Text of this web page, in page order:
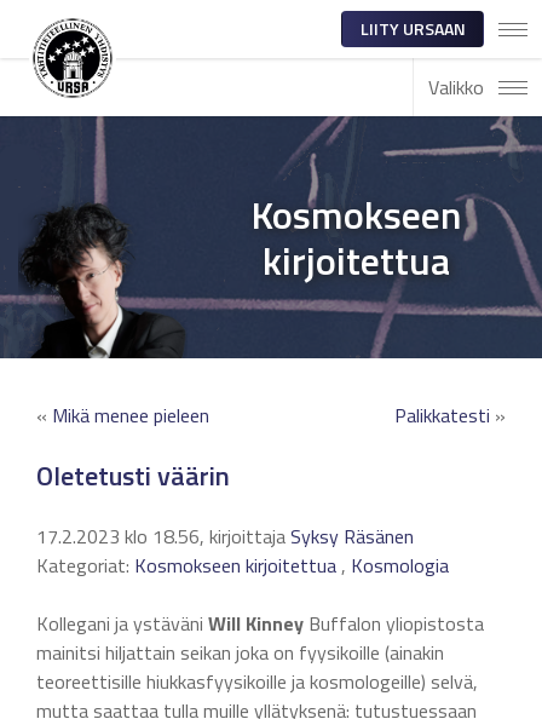
LIITY URSAAN
Valikko
Kosmokseen
kirjoitettua
« Mikä menee pieleen Palikkatesti »
Oletetusti väärin
17.2.2023 klo 18.56, kirjoittajaSyksy Räsänen
Kategoriat: Kosmokseen kirjoitettua, Kosmologia
Kollegani ja ystäväni Will Kinney Buffalon yliopistosta
mainitsi hiljattain seikan joka on fyysikoille (ainakin
teoreettisille hiukkasfyysikoille ja kosmologeille) selvä,
mutta saattaa tulla muille yllätyksenä: tutustuessaan